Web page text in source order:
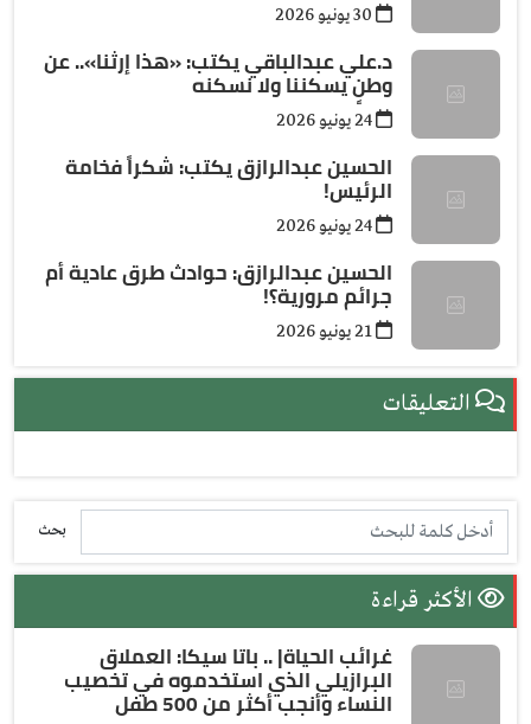
د.علي عبدالباقي يكتب: ​«هذا إرثنا».. عن
وطنٍ يسكننا ولا نسكنه
الحسين عبدالرازق يكتب: شكراً فخامة
الرئيس!
الحسين عبدالرازق: حوادث طرق عادية أم
جرائم مرورية؟!
التعليقات
بحث
الأكثر قراءة
غرائب الحياة| .. باتا سيكا: العملاق
البرازيلي الذي استخدموه في تخصيب
النساء وأنجب أكثر من 500 طفل